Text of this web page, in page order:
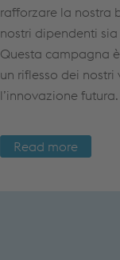
rafforzare la nostra
nostri dipendenti
Questa campagna
un riflesso dei
l’innovazione futura.
Read more